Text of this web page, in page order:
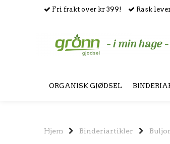
Fri frakt over kr 399! Rask
ORGANISK GJØDSEL
Hjem Binderiartikler